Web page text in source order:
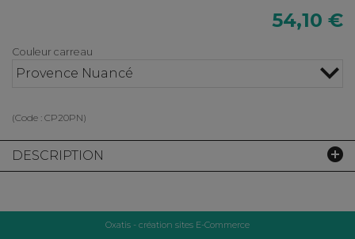
54,10 €
Couleur carreau
Provence Nuancé
(Code : CP20PN)
DESCRIPTION
Oxatis - création sites E-Commerce